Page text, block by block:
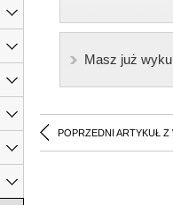
Masz już
POPRZEDNI ARTYKUŁ Z